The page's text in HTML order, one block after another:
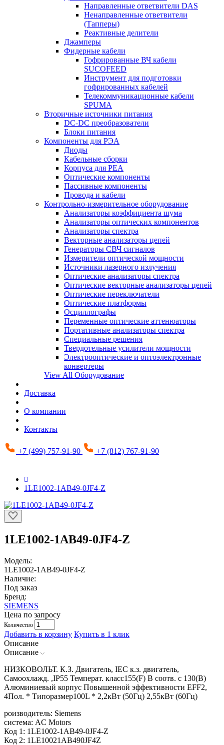
Направленные ответвители DAS
Ненаправленные ответвители
(Тапперы)
Реактивные делители
Джамперы
Фидерные кабели
Гофрированные ВЧ кабели
SUCOFEED
Инструмент для подготовки
гофрированных кабелей
Телекоммуникационные кабели
SPUMA
Вторичные источники питания
DC-DC преобразователи
Блоки питания
Компоненты для РЭА
Диоды
Кабельные сборки
Корпуса для РЕА
Оптические компоненты
Пассивные компоненты
Провода и кабели
Контрольно-измерительное оборудование
Анализаторы коэффициента шума
Анализаторы оптических компонентов
Анализаторы спектра
Векторные анализаторы цепей
Генераторы СВЧ сигналов
Измерители оптической мощности
Источники лазерного излучения
Оптические анализаторы спектра
Оптические векторные анализаторы цепей
Оптические переключатели
Оптические платформы
Осциллографы
Переменные оптические аттенюаторы
Портативные анализаторы спектра
Специальные решения
Твердотельные усилители мощности
Электрооптические и оптоэлектронные
конвертеры
View All Оборудование
Доставка
О компании
Контакты
+7 (499) 757-91-90 +7 (812) 767-91-90
1LE1002-1AB49-0JF4-Z
1LE1002-1AB49-0JF4-Z
Модель:
1LE1002-1AB49-0JF4-Z
Наличие:
Под заказ
Бренд:
SIEMENS
Цена по запросу
Количество
Добавить в корзину Купить в 1 клик
Описание
Описание
НИЗКОВОЛЬТ. К.З. Двигатель, IEC к.з. двигатель,
Самоохлажд. ,IP55 Температ. класс155(F) В соотв. с 130(B)
Алюминиевый корпус Повышенной эффективности EFF2,
4Пол. * Типоразмер100L * 2,2кВт (50Гц) 2,55кВт (60Гц)
роизводитель: Siemens
система: AC Motors
Код 1: 1LE1002-1AB49-0JF4-Z
Код 2: 1LE10021AB490JF4Z